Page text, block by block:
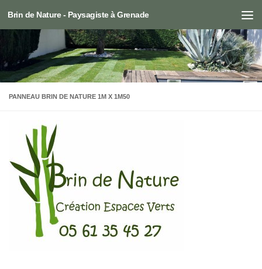
Skip to content
Brin de Nature - Paysagiste à Grenade
PANNEAU BRIN DE NATURE 1M X 1M50